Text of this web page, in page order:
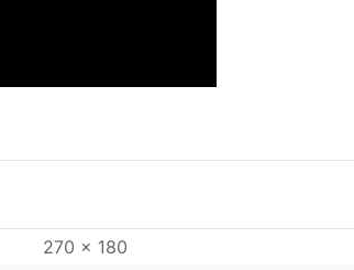
270 x 180